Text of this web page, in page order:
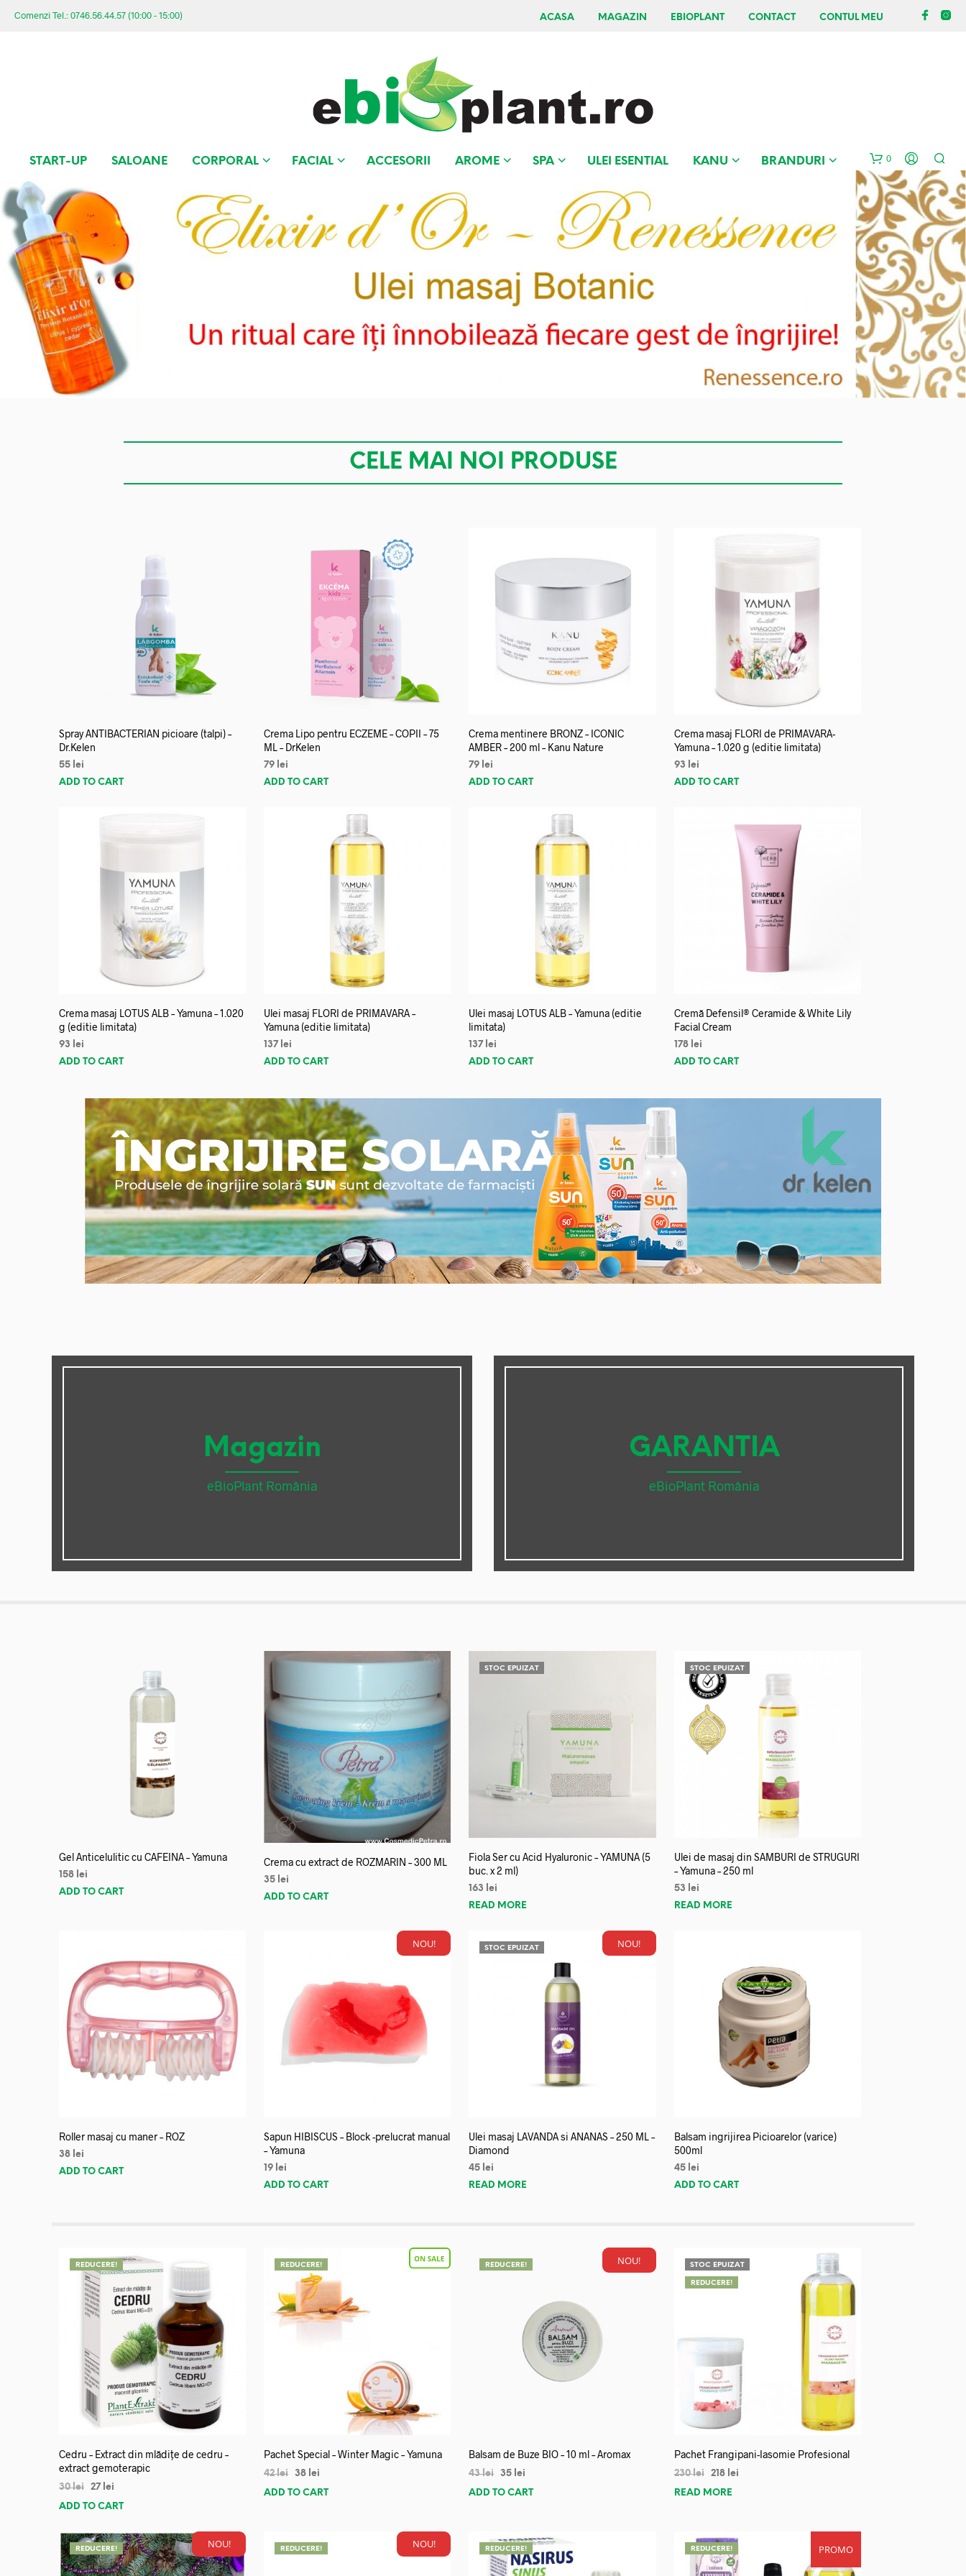
Comenzi Tel.: 0746.56.44.57 (10:00 - 15:00) ACASA MAGAZIN EBIOPLANT CONTACT CONTUL MEU
START-UP SALOANE CORPORAL FACIAL ACCESORII AROME SPA ULEI ESENTIAL KANU BRANDURI 0
CELE MAI NOI PRODUSE
Spray ANTIBACTERIAN picioare (talpi) –
Dr.Kelen
55 lei
ADD TO CART
Crema Lipo pentru ECZEME – COPII – 75
ML – DrKelen
79 lei
ADD TO CART
Crema mentinere BRONZ – ICONIC
AMBER – 200 ml – Kanu Nature
79 lei
ADD TO CART
Crema masaj FLORI de PRIMAVARA-
Yamuna – 1.020 g (editie limitata)
93
lei
ADD TO CART
Crema masaj LOTUS ALB – Yamuna – 1.020
g (editie limitata)
93
lei
ADD TO CART
Ulei masaj FLORI de PRIMAVARA –
Yamuna (editie limitata)
137 lei
ADD TO CART
Ulei masaj LOTUS ALB – Yamuna (editie
limitata)
137 lei
ADD TO CART
Cremă Defensil® Ceramide & White Lily
Facial Cream
178 lei
ADD TO CART
Magazin
eBioPlant România
GARANTIA
eBioPlant România
Gel Anticelulitic cu CAFEINA – Yamuna
158 lei
ADD TO CART
Crema cu extract de ROZMARIN – 300 ML
35 lei
ADD TO CART
STOC EPUIZAT
Fiola Ser cu Acid Hyaluronic – YAMUNA (5
buc. x 2 ml)
163
lei
READ MORE
STOC EPUIZAT
Ulei de masaj din SAMBURI de STRUGURI
– Yamuna – 250 ml
53
lei
READ MORE
Roller masaj cu maner – ROZ
38 lei
ADD TO CART
NOU!
Sapun HIBISCUS – Block -prelucrat manual
– Yamuna
19 lei
ADD TO CART
NOU!
STOC EPUIZAT
Ulei masaj LAVANDA si ANANAS – 250 ML –
Diamond
45 lei
READ MORE
Balsam ingrijirea Picioarelor (varice)
500ml
45 lei
ADD TO CART
REDUCERE!
Cedru – Extract din mlădițe de cedru –
extract gemoterapic
30lei 27 lei
ADD TO CART
REDUCERE!
Pachet Special – Winter Magic – Yamuna
42lei 38 lei
ADD TO CART
NOU!
REDUCERE!
Balsam de Buze BIO – 10 ml – Aromax
43lei 35 lei
ADD TO CART
STOC EPUIZAT
REDUCERE!
Pachet Frangipani-Iasomie Profesional
230lei 218 lei
READ MORE
NOU!
REDUCERE! NOU!
REDUCERE! REDUCERE! PROMO
REDUCERE!